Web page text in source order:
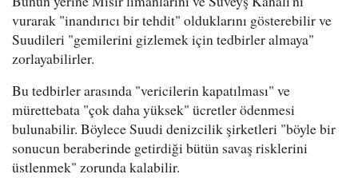
vurarak "inandırıcı bir tehdit" olduklarını gösterebilir ve
Suudileri "gemilerini gizlemek için tedbirler almaya"
zorlayabilirler.
Bu tedbirler arasında "vericilerin kapatılması" ve
mürettebata "çok daha yüksek" ücretler ödenmesi
bulunabilir. Böylece Suudi denizcilik şirketleri "böyle bir
sonucun beraberinde getirdiği bütün savaş risklerini
üstlenmek" zorunda kalabilir.